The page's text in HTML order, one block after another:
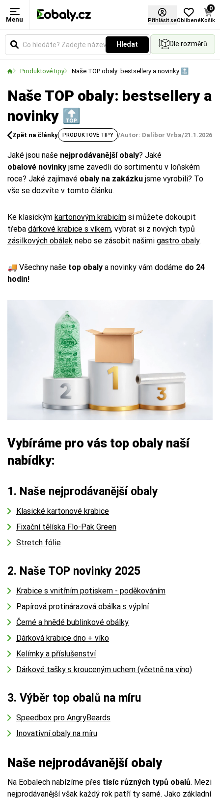
Menu Přihlásit seOblíbené
0
Košík
Hledat Dle rozměrů
Produktové tipy Naše TOP obaly: bestsellery a novinky 🔝
Naše TOP obaly: bestsellery a
novinky 🔝
Zpět na články PRODUKTOVÉ TIPY /Autor: Dalibor Vrba/21.1.2026
Jaké jsou naše nejprodávanější obaly? Jaké
obalové novinky jsme zavedli do sortimentu v loňském
roce? Jaké zajímavé obaly na zakázku jsme vyrobili? To
vše se dozvíte v tomto článku.
Ke klasickým kartonovým krabicím si můžete dokoupit
třeba dárkové krabice s víkem, vybrat si z nových typů
zásilkových obálek nebo se zásobit našimi gastro obaly.
🚚 Všechny naše top obaly a novinky vám dodáme do 24
hodin!
Vybíráme pro vás top obaly naší
nabídky:
1. Naše nejprodávanější obaly
Klasické kartonové krabice
Fixační tělíska Flo-Pak Green
Stretch fólie
2. Naše TOP novinky 2025
Krabice s vnitřním potiskem - poděkováním
Papírová protinárazová obálka s výplní
Černé a hnědé bublinkové obálky
Dárková krabice dno + víko
Kelímky a příslušenství
Dárkové tašky s krouceným uchem (včetně na víno)
3. Výběr top obalů na míru
Speedbox pro AngryBeards
Inovativní obaly na míru
Naše nejprodávanější obaly
Na Eobalech nabízíme přes tisíc různých typů obalů. Mezi
nejprodávanější však každý rok patří ty samé. Jako základní